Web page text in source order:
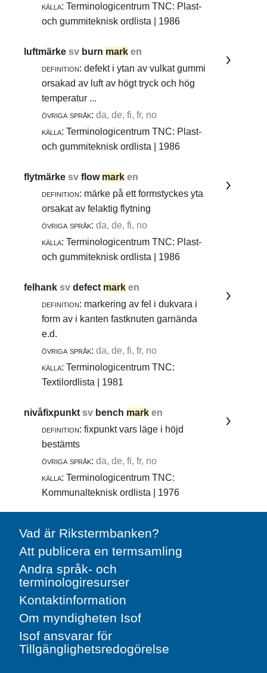
källa: Terminologicentrum TNC: Plast-
och gummiteknisk ordlista | 1986
luftmärkesv burn mark en
definition: defekt i ytan av vulkat gummi
orsakad av luft av högt tryck och hög
temperatur ...
övriga språk: da, de, fi, fr, no
källa: Terminologicentrum TNC: Plast-
och gummiteknisk ordlista | 1986
flytmärkesvflow mark en
definition: märke på ett formstyckes yta
orsakat av felaktig flytning
övriga språk: da, de, fi, no
källa: Terminologicentrum TNC: Plast-
och gummiteknisk ordlista | 1986
felhanksvdefect mark en
definition: markering av fel i dukvara i
form av i kanten fastknuten garnända
e.d.
övriga språk: da, de, fi, fr, no
källa: Terminologicentrum TNC:
Textilordlista | 1981
nivåfixpunktsv bench mark en
definition: fixpunkt vars läge i höjd
bestämts
övriga språk: da, de, fi, fr, no
källa: Terminologicentrum TNC:
Kommunalteknisk ordlista | 1976
Vad är Rikstermbanken?
Att publicera en termsamling
Andra språk- och
terminologiresurser
Kontaktinformation
Om myndigheten Isof
Isof ansvarar för
Tillgänglighetsredogörelse